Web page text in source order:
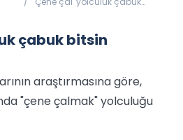
çabuk bitsin
araştırmasına göre,
"çene çalmak" yolculuğu